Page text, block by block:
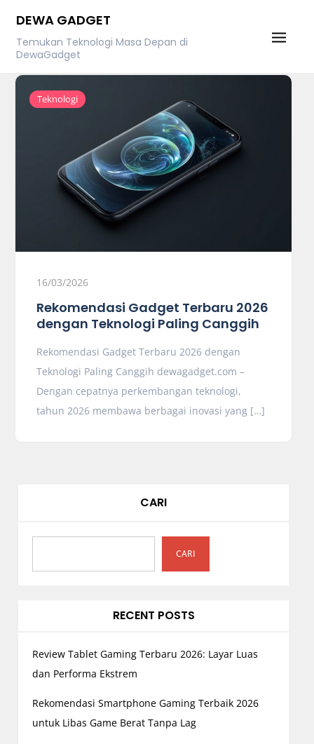
content
DEWA GADGET
Temukan Teknologi Masa Depan di
DewaGadget
Teknologi
16/03/2026
Rekomendasi Gadget Terbaru 2026
dengan Teknologi Paling Canggih
Rekomendasi Gadget Terbaru 2026 dengan
Teknologi Paling Canggih dewagadget.com –
Dengan cepatnya perkembangan teknologi,
tahun 2026 membawa berbagai inovasi yang […]
CARI
CARI
RECENT POSTS
Review Tablet Gaming Terbaru 2026: Layar Luas
dan Performa Ekstrem
Rekomendasi Smartphone Gaming Terbaik 2026
untuk Libas Game Berat Tanpa Lag